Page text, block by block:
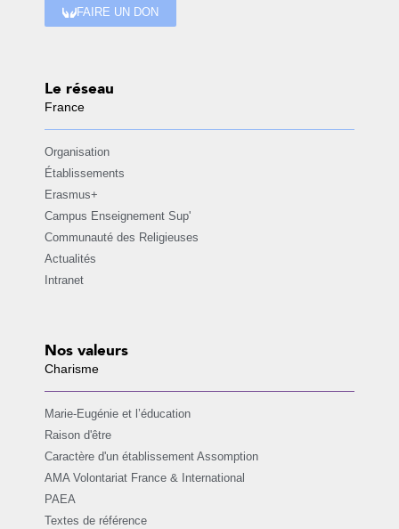
FAIRE UN DON
Le réseau
France
Organisation
Établissements
Erasmus+
Campus Enseignement Sup'
Communauté des Religieuses
Actualités
Intranet
Nos valeurs
Charisme
Marie-Eugénie et l’éducation
Raison d'être
Caractère d'un établissement Assomption
AMA Volontariat France & International
PAEA
Textes de référence